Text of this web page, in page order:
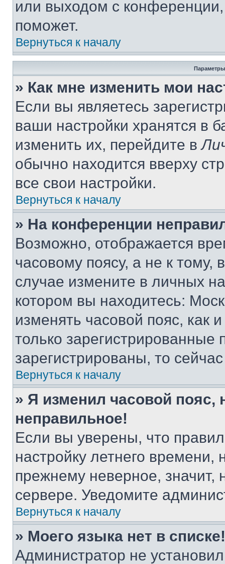
или выходом с
поможет.
Вернуться к началу
Параметры
» Как мне изменить мои
Если вы являетесь
ваши настройки хранятся в
изменить их, перейдите в
обычно находится вверху
все свои настройки.
Вернуться к началу
» На конференции
Возможно, отображается
часовому поясу, а не к тому,
случае измените в личных
котором вы находитесь:
изменять часовой пояс, как
только
зарегистрированы, то
Вернуться к началу
» Я изменил часовой пояс,
неправильное!
Если вы уверены, что
настройку летнего
прежнему неверное, значит,
сервере. Уведомите
Вернуться к началу
» Моего языка нет в списке!
Администратор не